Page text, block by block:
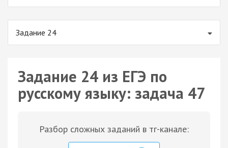
Задание 24
Задание 24 из ЕГЭ по
русскому языку: задача 47
Разбор сложных заданий в тг-канале: